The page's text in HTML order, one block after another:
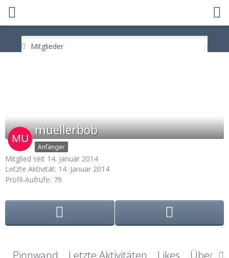
Mitglieder
muellerbob
Anfänger
Mitglied seit 14. Januar 2014
Letzte Aktivität: 14. Januar 2014
Profil-Aufrufe 79